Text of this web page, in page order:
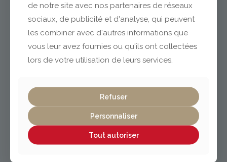
04 73 42 18 38
lexpo@gabriel-sa.fr
Vichy / Cusset
04 70 97 56 39
cusset@gabriel-sa.fr
de notre site avec nos partenaires de réseaux
sociaux, de publicité et d'analyse, qui peuvent
les combiner avec d'autres informations que
vous leur avez fournies ou qu'ils ont collectées
lors de votre utilisation de leurs services.
Refuser
Personnaliser
Tout autoriser